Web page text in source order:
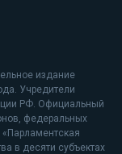
издание
Учредители
РФ. Официальный
федеральных
в десяти субъектах